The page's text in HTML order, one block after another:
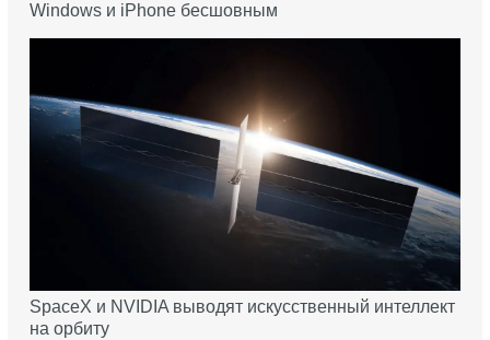
Windows и iPhone бесшовным
SpaceX и NVIDIA выводят искусственный интеллект
на орбиту